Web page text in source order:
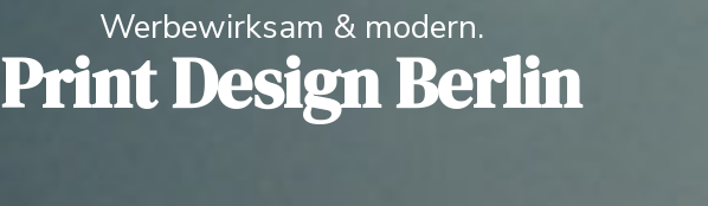
Werbewirksam & modern.
Print Design Berlin